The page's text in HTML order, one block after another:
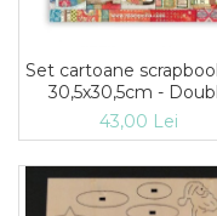
Set cartoane
30,5х30,5cm -
Face Christmas
Patchwork
43,00 Lei